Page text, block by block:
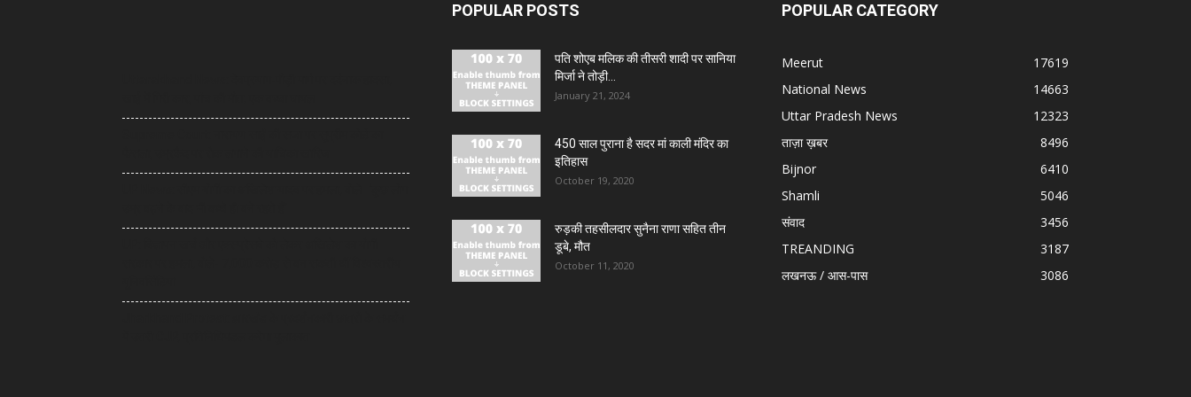
POPULAR POSTS
पति शोएब मलिक की तीसरी शादी पर सानिया
मिर्जा ने तोड़ी...
January 21, 2024
450 साल पुराना है सदर मां काली मंदिर का
इतिहास
October 19, 2020
रुड़की तहसीलदार सुनैना राणा सहित तीन
डूबे, मौत
October 11, 2020
POPULAR CATEGORY
Meerut
17619
National News
14663
Uttar Pradesh News
12323
ताज़ा ख़बर
8496
Bijnor
6410
Shamli
5046
संवाद
3456
TREANDING
3187
लखनऊ / आस-पास
3086